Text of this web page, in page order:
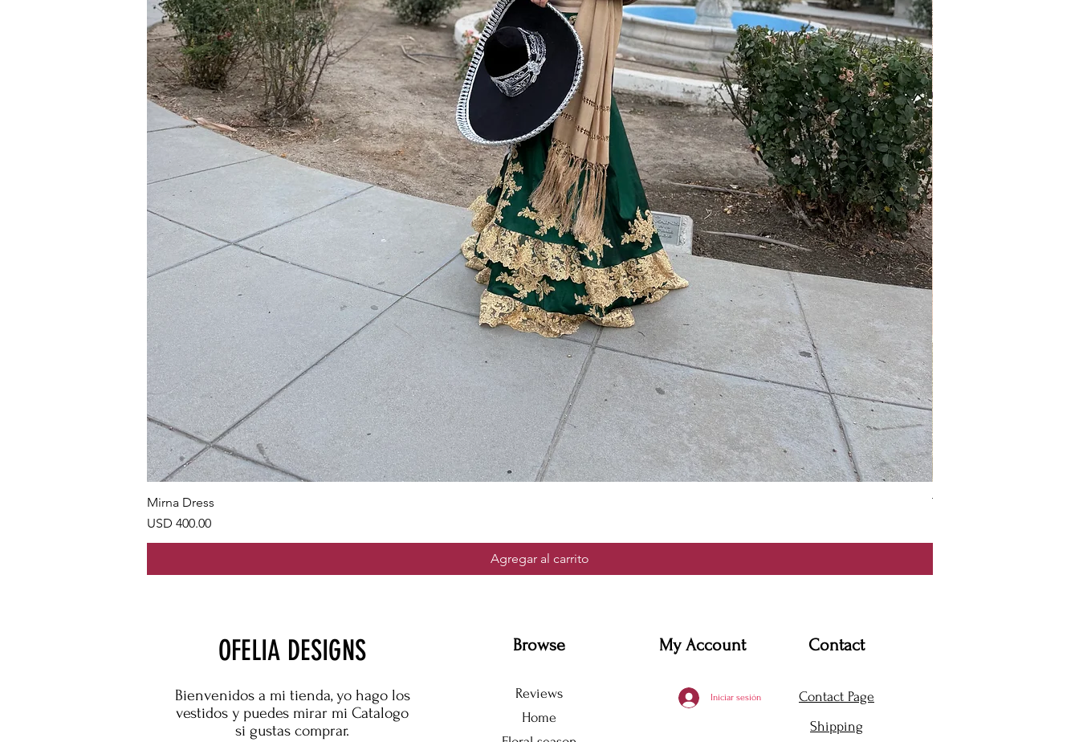
Mirna Dress
Precio
USD 400.00
Agregar al carrito
Thanya Dress
OFELIA DESIGNS
Bienvenidos a mi tienda, yo hago los
vestidos y puedes mirar mi Catalogo
si gustas comprar.
Browse
Reviews
Home
My Account
Iniciar sesión
Contact
Contact Page
Shipping